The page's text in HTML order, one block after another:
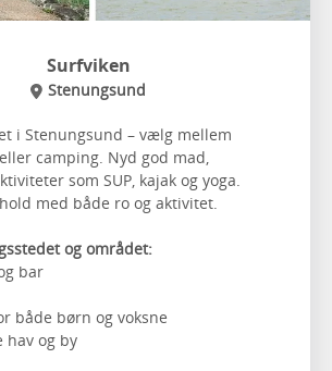
Surfviken
Stenungsund
i Stenungsund – vælg mellem
camping. Nyd god mad,
som SUP, kajak og yoga.
med både ro og aktivitet.
og området:
bar
både børn og voksne
hav og by